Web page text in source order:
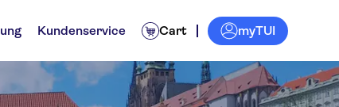
Kundenservice Cart myTUI